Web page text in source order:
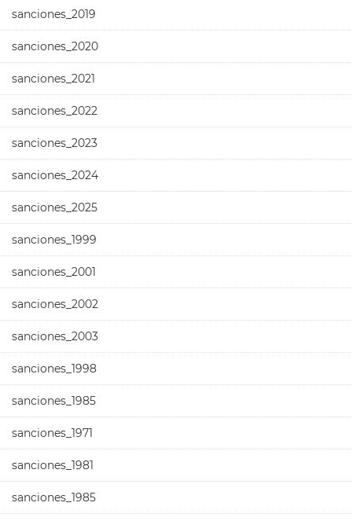
sanciones_2019
sanciones_2020
sanciones_2021
sanciones_2022
sanciones_2023
sanciones_2024
sanciones_2025
sanciones_1999
sanciones_2001
sanciones_2002
sanciones_2003
sanciones_1998
sanciones_1985
sanciones_1971
sanciones_1981
sanciones_1985